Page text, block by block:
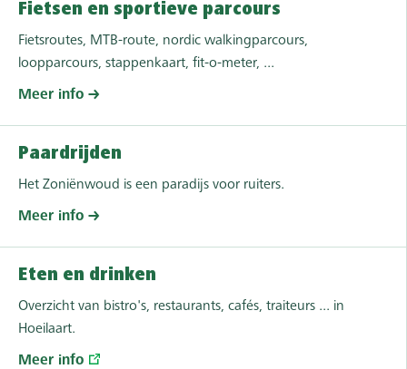
Fietsen en sportieve parcours
Fietsroutes, MTB-route, nordic walkingparcours,
loopparcours, stappenkaart, fit-o-meter, ...
Meer info
Paardrijden
Het Zoniënwoud is een paradijs voor ruiters.
Meer info
Eten en drinken
Overzicht van bistro's, restaurants, cafés, traiteurs ... in
Hoeilaart.
Meer info